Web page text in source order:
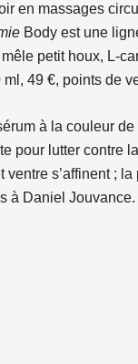
en massages
Body est une
petit houx, L-
49 €, points de
à la couleur
pour lutter contre
s’affinent ;
à Daniel Jouvance.